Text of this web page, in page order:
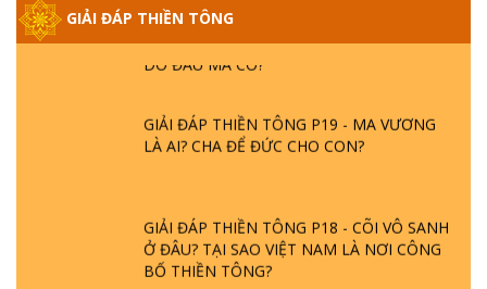
GIẢI ĐÁP THIỀN TÔNG
GIẢI ĐÁP THIỀN TÔNG ĐẶC BIỆT PHẦN 20
GIẢI ĐÁP THIỀN TÔNG P19 - MA VƯƠNG
LÀ AI? CHA ĐỂ ĐỨC CHO CON?
GIẢI ĐÁP THIỀN TÔNG P18 - CÕI VÔ SANH
Ở ĐÂU? TẠI SAO VIỆT NAM LÀ NƠI CÔNG
BỐ THIỀN TÔNG?